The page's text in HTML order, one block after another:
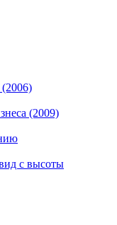
(2009)
с высоты